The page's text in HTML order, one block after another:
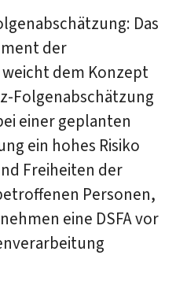
Das
der
dem Konzept
Folgenabschätzung
einer geplanten
ein hohes Risiko
Freiheiten der
Personen,
eine DSFA vor